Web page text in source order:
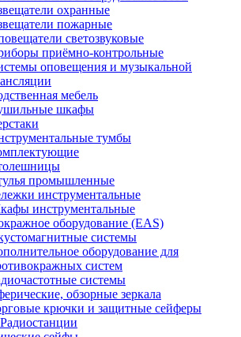
охранные
пожарные
светозвуковые
приёмно-контрольные
оповещения и музыкальной
мебель
шкафы
тумбы
промышленные
инструментальные
инструментальные
оборудование (EAS)
системы
оборудование для
систем
системы
обзорные зеркала
крючки и защитные сейферы